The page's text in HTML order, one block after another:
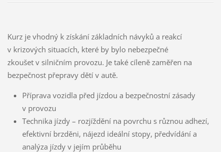
Kurz je vhodný k získání základních návyků a reakcí
v krizových situacích, které by bylo nebezpečné
zkoušet v silničním provozu. Je také cíleně zaměřen na
bezpečnost přepravy dětí v autě.
Příprava vozidla před jízdou a bezpečnostní zásady
v provozu
Technika jízdy – rozjíždění na povrchu s různou adhezí,
efektivní brzděni, nájezd ideální stopy, předvídání a
analýza jízdy v jejím průběhu